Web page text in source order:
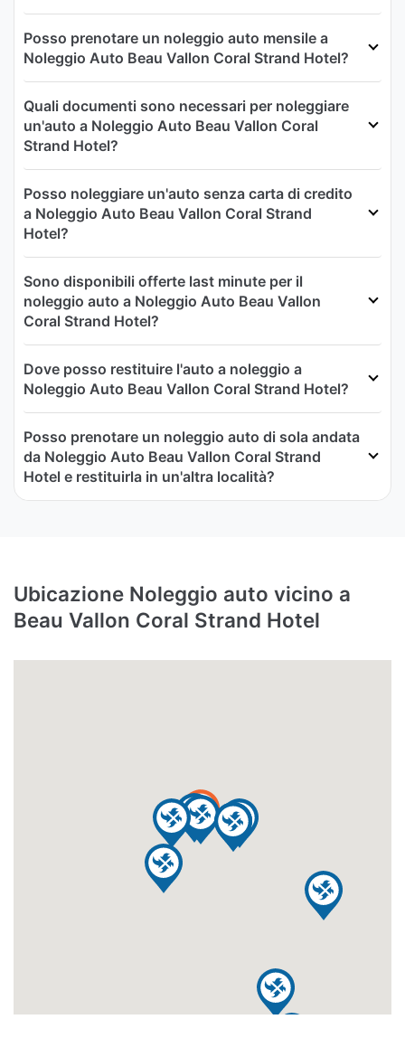
Posso prenotare un noleggio auto mensile a
Noleggio Auto Beau Vallon Coral Strand Hotel?
Quali documenti sono necessari per noleggiare
un'auto a Noleggio Auto Beau Vallon Coral
Strand Hotel?
Posso noleggiare un'auto senza carta di credito
a Noleggio Auto Beau Vallon Coral Strand
Hotel?
Sono disponibili offerte last minute per il
noleggio auto a Noleggio Auto Beau Vallon
Coral Strand Hotel?
Dove posso restituire l'auto a noleggio a
Noleggio Auto Beau Vallon Coral Strand Hotel?
Posso prenotare un noleggio auto di sola andata
da Noleggio Auto Beau Vallon Coral Strand
Hotel e restituirla in un'altra località?
Ubicazione Noleggio auto vicino a
Beau Vallon Coral Strand Hotel